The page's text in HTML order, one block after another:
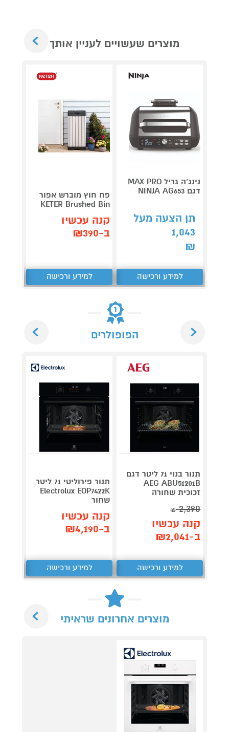
מוצרים שעשויים לעניין אותך
נינג’ה גריל MAX PRO
דגם NINJA AG653
תן הצעה מעל
1,043
₪
למידע ורכישה
פח חוץ מוברש אפור
KETER Brushed Bin
קנה עכשיו
ב-₪390
למידע ורכישה
הפופולרים
תנור בנוי 71 ליטר דגם
AEG ABU51201B
זכוכית שחורה
2,390
₪
קנה עכשיו
ב-₪2,041
למידע ורכישה
תנור פירוליטי 71 ליטר
Electrolux EOP7422K
שחור
קנה עכשיו
ב-₪4,190
למידע ורכישה
מוצרים אחרונים שראיתי